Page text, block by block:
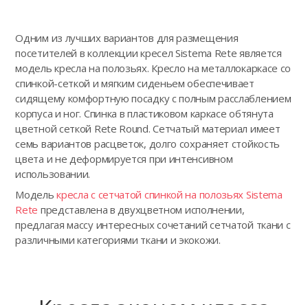
Одним из лучших вариантов для размещения
посетителей в коллекции кресел Sistema Rete является
модель кресла на полозьях. Кресло на металлокаркасе со
спинкой-сеткой и мягким сиденьем обеспечивает
сидящему комфортную посадку с полным расслаблением
корпуса и ног. Спинка в пластиковом каркасе обтянута
цветной сеткой Rete Round. Сетчатый материал имеет
семь вариантов расцветок, долго сохраняет стойкость
цвета и не деформируется при интенсивном
использовании.
Моделькресла с сетчатой спинкой на полозьях Sistema
Rete представлена в двухцветном исполнении,
предлагая массу интересных сочетаний сетчатой ткани с
различными категориями ткани и экокожи.